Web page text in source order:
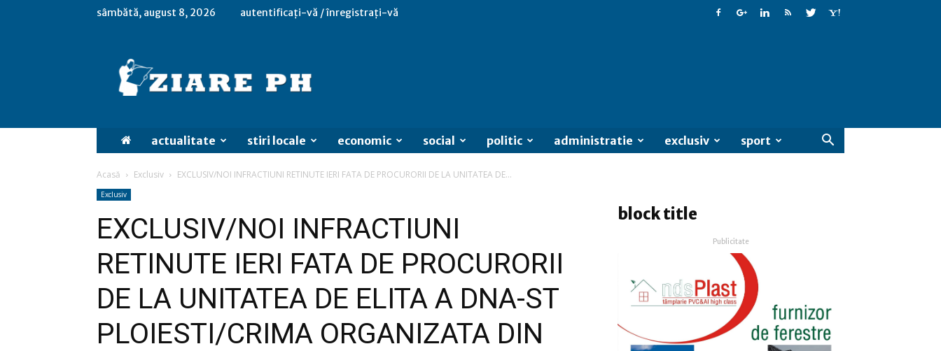
sâmbătă, august 8, 2026 autentificați-vă / înregistrați-vă
actualitate stiri locale economic social politic administratie exclusiv sport
Acasă Exclusiv EXCLUSIV/NOI INFRACTIUNI RETINUTE IERI FATA DE PROCURORII DE LA UNITATEA DE...
Exclusiv
EXCLUSIV/NOI INFRACTIUNI
RETINUTE IERI FATA DE PROCURORII
DE LA UNITATEA DE ELITA A DNA-ST
PLOIESTI/CRIMA ORGANIZATA DIN
block title
Publicitate